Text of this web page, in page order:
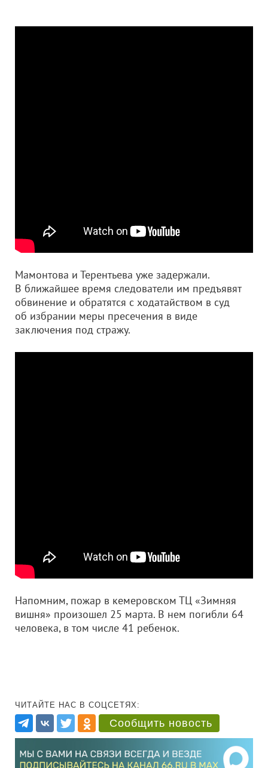
Мамонтова и Терентьева уже задержали.
В ближайшее время следователи им предъявят
обвинение и обратятся с ходатайством в суд
об избрании меры пресечения в виде
заключения под стражу.
Напомним, пожар в кемеровском ТЦ «Зимняя
вишня» произошел 25 марта. В нем погибли 64
человека, в том числе 41 ребенок.
ЧИТАЙТЕ НАС В СОЦСЕТЯХ:
Сообщить новость